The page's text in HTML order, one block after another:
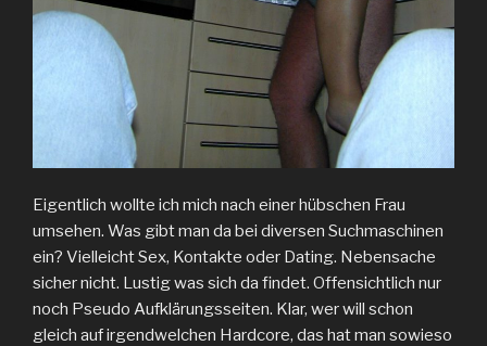
Eigentlich wollte ich mich nach einer hübschen Frau
umsehen. Was gibt man da bei diversen Suchmaschinen
ein? Vielleicht Sex, Kontakte oder Dating. Nebensache
sicher nicht. Lustig was sich da findet. Offensichtlich nur
noch Pseudo Aufklärungsseiten. Klar, wer will schon
gleich auf irgendwelchen Hardcore, das hat man sowieso